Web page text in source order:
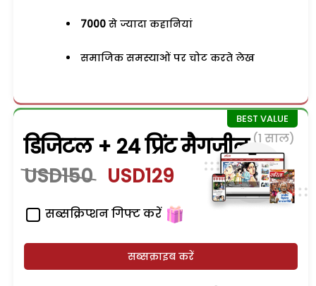
7000 से ज्यादा कहानियां
समाजिक समस्याओं पर चोट करते लेख
डिजिटल + 24 प्रिंट मैगजीन (1 साल)
USD150 USD129
सब्सक्रिप्शन गिफ्ट करें
सब्सक्राइब करें